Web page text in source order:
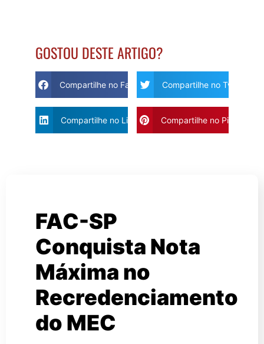
GOSTOU DESTE ARTIGO?
Compartilhe no Facebook Compartilhe no Twitter
Compartilhe no Linkdin Compartilhe no Pinterest
FAC-SP
Conquista Nota
Máxima no
Recredenciamento
do MEC